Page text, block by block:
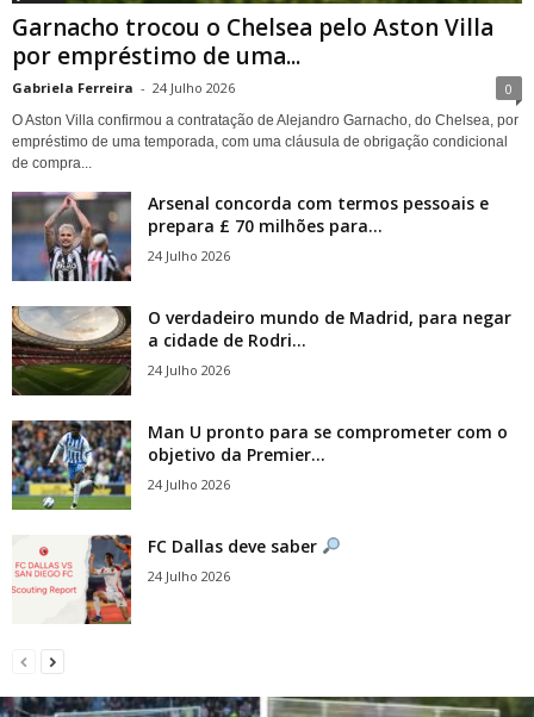
Garnacho trocou o Chelsea pelo Aston Villa
por empréstimo de uma...
Gabriela Ferreira - 24 Julho 2026 0
O Aston Villa confirmou a contratação de Alejandro Garnacho, do Chelsea, por
empréstimo de uma temporada, com uma cláusula de obrigação condicional
de compra...
Arsenal concorda com termos pessoais e
prepara £ 70 milhões para...
24 Julho 2026
O verdadeiro mundo de Madrid, para negar
a cidade de Rodri...
24 Julho 2026
Man U pronto para se comprometer com o
objetivo da Premier...
24 Julho 2026
FC Dallas deve saber
24 Julho 2026